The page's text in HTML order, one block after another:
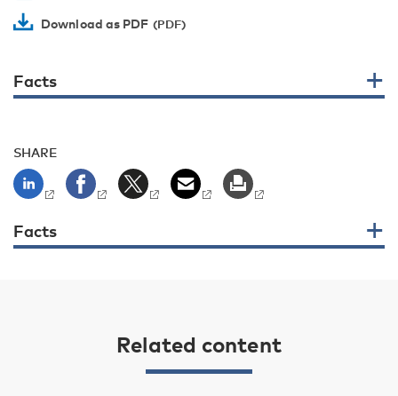
Download as PDF
Facts
SHARE
Facts
Related content